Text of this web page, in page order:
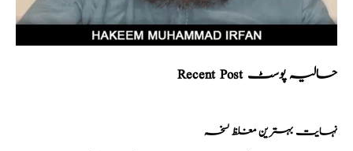
Recent Post حالیہ پوسٹ
نہایت بہترین مغلظ نسخہ